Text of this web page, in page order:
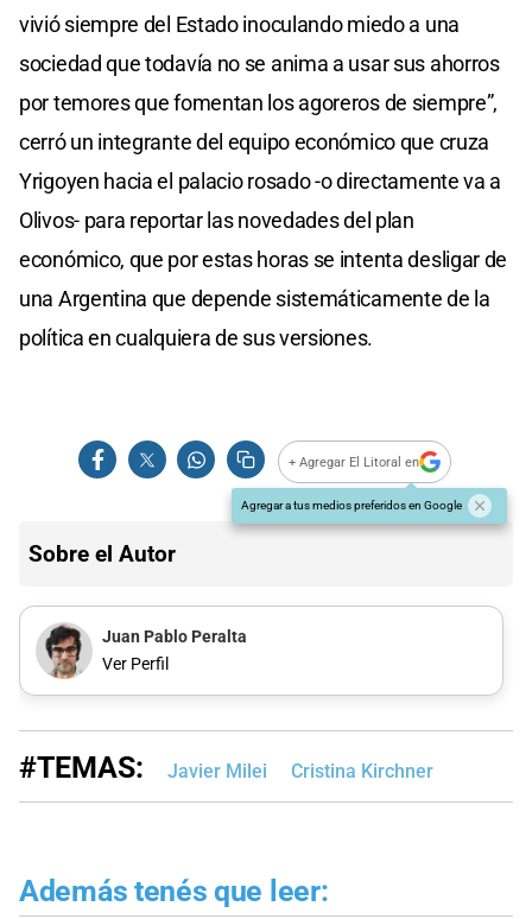
vivió siempre del Estado inoculando miedo a una
sociedad que todavía no se anima a usar sus ahorros
por temores que fomentan los agoreros de siempre”,
cerró un integrante del equipo económico que cruza
Yrigoyen hacia el palacio rosado -o directamente va a
Olivos- para reportar las novedades del plan
económico, que por estas horas se intenta desligar de
una Argentina que depende sistemáticamente de la
política en cualquiera de sus versiones.
+ Agregar El Litoral en
Agregar a tus medios preferidos en Google
Sobre el Autor
Juan Pablo Peralta
Ver Perfil
#TEMAS: Javier Milei Cristina Kirchner
Además tenés que leer: